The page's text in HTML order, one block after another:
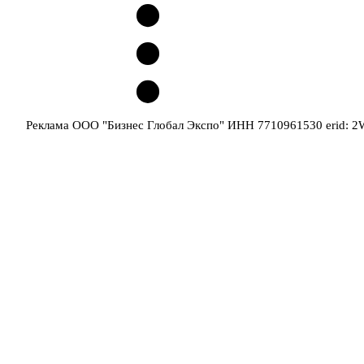
Реклама ООО "Бизнес Глобал Экспо" ИНН 7710961530 erid: